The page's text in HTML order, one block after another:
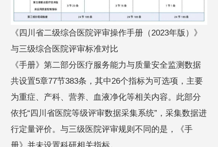
《四川省二级综合医院评审操作手册（2023年版）》
与三级综合医院评审标准对比
《手册》第二部分医疗服务能力与质量安全监测数据
共设置5章77节383条，其中26个指标为可选项，主要
为重症、产科、营养、血液净化等相关内容。此部分
依托“四川省医院等级评审数据采集系统”，采集数据进
行定量评价。与三级医院评审规则不同的是，《手
册》并未设置科研相关指标。